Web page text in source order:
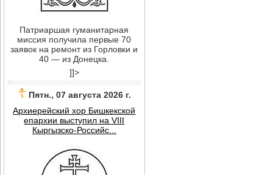
Патриаршая гуманитарная
миссия получила первые 70
заявок на ремонт из Горловки и
40 — из Донецка.
]]>
Пятн., 07 августа 2026 г.
Архиерейский хор Бишкекской
епархии выступил на VIII
Кыргызско-Российс...